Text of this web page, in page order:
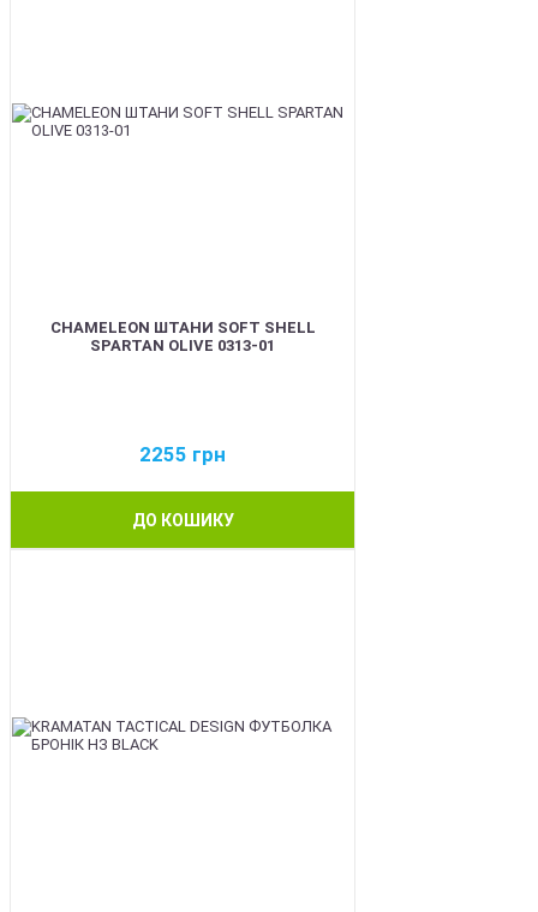
CHAMELEON ШТАНИ SOFT SHELL
SPARTAN OLIVE 0313-01
2255 грн
ДО КОШИКУ